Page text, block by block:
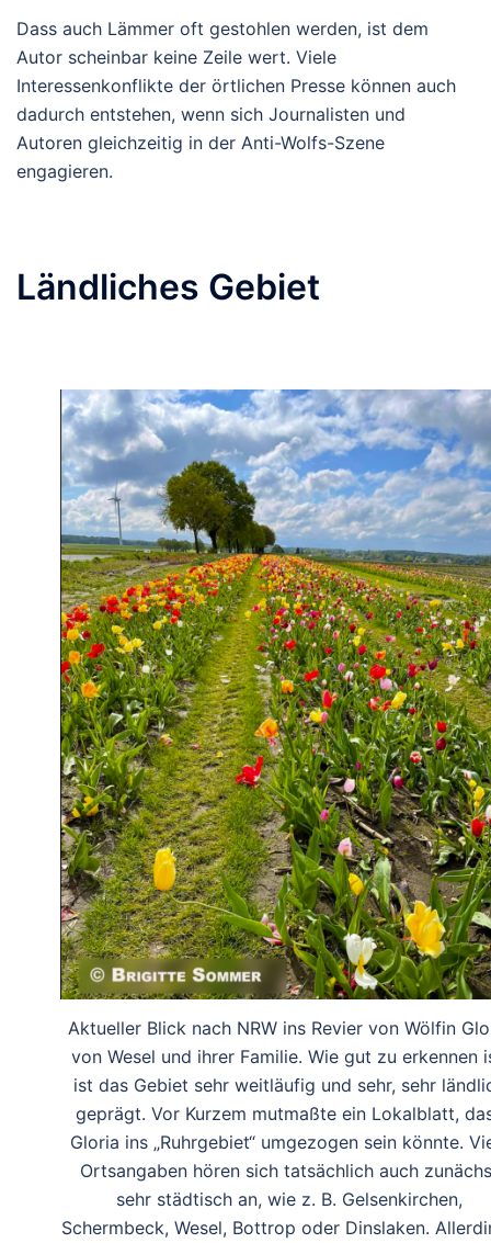
Dass auch Lämmer oft gestohlen werden, ist dem
Autor scheinbar keine Zeile wert. Viele
Interessenkonflikte der örtlichen Presse können auch
dadurch entstehen, wenn sich Journalisten und
Autoren gleichzeitig in der Anti-Wolfs-Szene
engagieren.
Ländliches Gebiet
Aktueller Blick nach NRW ins Revier von Wölfin
von Wesel und ihrer Familie. Wie gut zu erkennen
ist das Gebiet sehr weitläufig und sehr, sehr
geprägt. Vor Kurzem mutmaßte ein Lokalblatt,
Gloria ins „Ruhrgebiet“ umgezogen sein könnte.
Ortsangaben hören sich tatsächlich auch
sehr städtisch an, wie z. B. Gelsenkirchen,
Schermbeck, Wesel, Bottrop oder Dinslaken.